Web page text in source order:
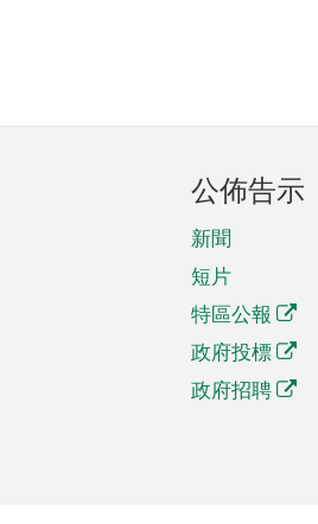
公佈告示
新聞
短片
特區公報
政府投標
政府招聘